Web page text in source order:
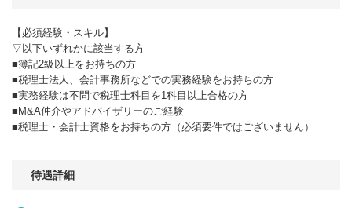
【必須経験・スキル】
▽以下いずれかに該当する方
■簿記2級以上をお持ちの方
■税理士法人、会計事務所などでの実務経験をお持ちの方
■実務経験は不問で税理士科目を1科目以上合格の方
■M&A仲介やアドバイザリーのご経験
■税理士・会計士資格をお持ちの方（必須要件ではございません）
待遇詳細